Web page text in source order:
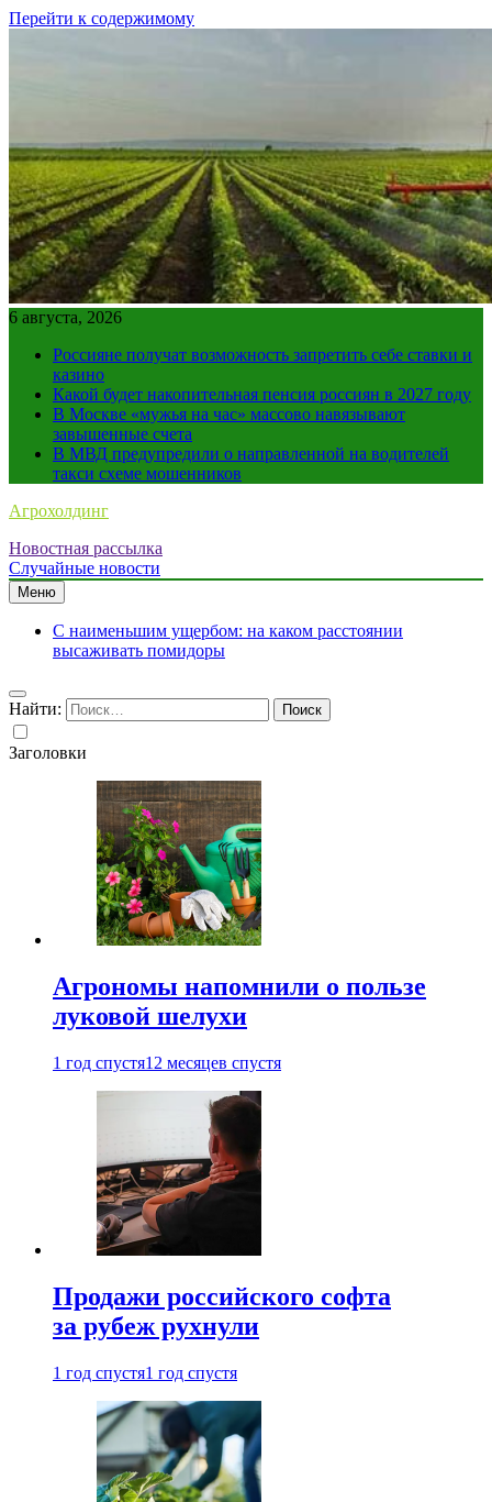
Перейти к содержимому
6 августа, 2026
Россияне получат возможность запретить себе ставки и
казино
Какой будет накопительная пенсия россиян в 2027 году
В Москве «мужья на час» массово навязывают
завышенные счета
В МВД предупредили о направленной на водителей
такси схеме мошенников
Агрохолдинг
Новостная рассылка
Случайные новости
Меню
С наименьшим ущербом: на каком расстоянии
высаживать помидоры
Найти:
Заголовки
Агрономы напомнили о пользе
луковой шелухи
1 год спустя12 месяцев спустя
Продажи российского софта
за рубеж рухнули
1 год спустя1 год спустя